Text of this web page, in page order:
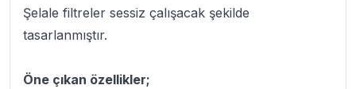
Şelale filtreler sessiz çalışacak şekilde
tasarlanmıştır.
Öne çıkan özellikler;